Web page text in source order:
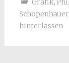
Grafik,
Schopenhauer
hinterlassen